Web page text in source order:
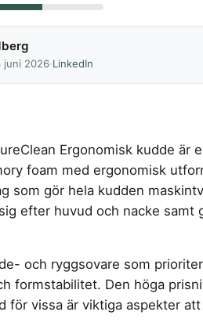
juni 2026·LinkedIn
Ergonomisk kudde är
foam med ergonomisk
som gör hela kudden
efter huvud och nacke samt
och ryggsovare som
formstabilitet. Den höga
för vissa är viktiga aspekter